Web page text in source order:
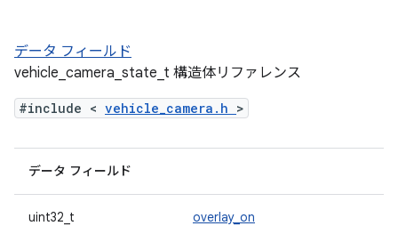
データ フィールド
vehicle_camera_state_t 構造体リファレンス
#include < vehicle_camera.h >
データ フィールド
uint32_t overlay_on